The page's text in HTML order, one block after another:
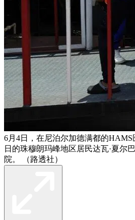
6月4日，在尼泊尔加德满都的
日的珠穆朗玛峰地区居民达瓦·夏尔
院。 （路透社）